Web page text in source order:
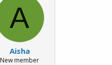
A
Aisha
New member